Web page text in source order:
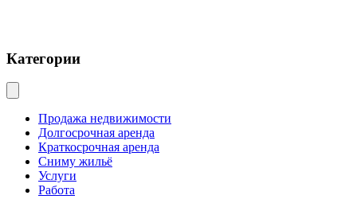
Категории
Продажа недвижимости
Долгосрочная аренда
Краткосрочная аренда
Сниму жильё
Услуги
Работа